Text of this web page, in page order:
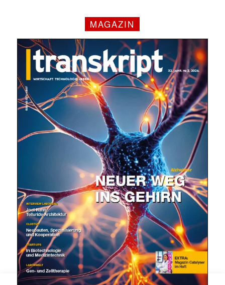
Mit dem |transkript-Newsletter
jede Woche aktuell informiert.
MAGAZIN